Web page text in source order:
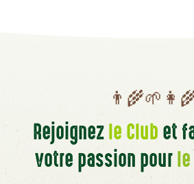
Rejoignezle Clubet
votre passion pour